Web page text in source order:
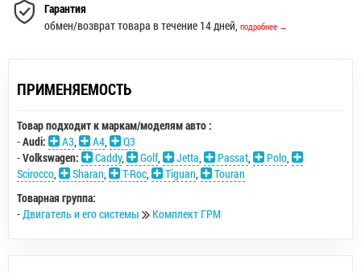
Гарантия
обмен/возврат товара в течение 14 дней, подробнее →
ПРИМЕНЯЕМОСТЬ
Товар подходит к маркам/моделям авто :
-Audi: A3, A4,
Q3
-Volkswagen: Caddy, Golf, Jetta, Passat, Polo,
Scirocco, Sharan, T-Roc, Tiguan,
Touran
Товарная группа:
-Двигатель и его системы Комплект ГРМ